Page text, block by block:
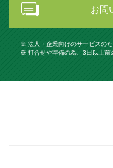
お問
※ 法人・企業向けのサービスの
※ 打合せや準備の為、3日以上前